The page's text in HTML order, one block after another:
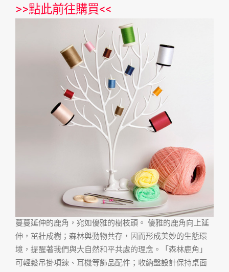
>>點此前往購買<<
蔓蔓延伸的鹿角，宛如優雅的樹枝頭。 優雅的鹿角向上延
伸，茁壯成樹；森林與動物共存，因而形成美妙的生態環
境，提醒著我們與大自然和平共處的理念。「森林鹿角」
可輕鬆吊掛項鍊、耳機等飾品配件；收納盤設計保持桌面